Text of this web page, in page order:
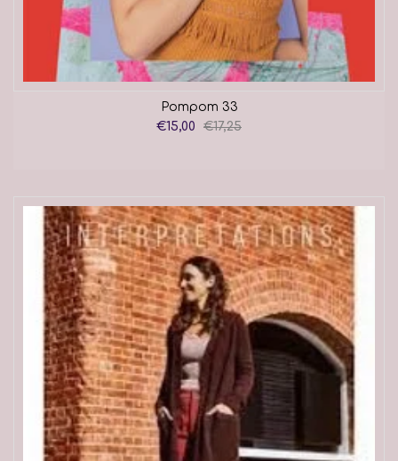
Pompom 33
€15,00
€17,25